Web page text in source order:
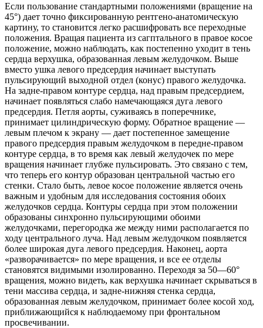
Если пользование стандартными положениями (вращение на
45°) дает точно фиксированную рентгено-анатомическую
картину, то становится легко расшифровать все переходные
положения. Вращая пациента из сагптального в правое косое
положение, можно наблюдать, как постепенно уходит в тень
сердца верхушка, образованная левым желудочком. Выше
вместо ушка левого предсердия начинает выступать
пульсирующий выходной отдел (конус) правого желудочка.
На задне-правом контуре сердца, над правым предсердием,
начинает появляться слабо намечающаяся дуга левого
предсердия. Петля аорты, суживаясь в поперечнике,
принимает цилиндрическую форму. Обратное вращение —
левым плечом к экрану — дает постепенное замещение
правого предсердия правым желудочком в передне-правом
контуре сердца, в то время как левый желудочек по мере
вращения начинает глубже пульсировать. Это связано с тем,
что теперь его контур образован центральной частью его
стенки. Стало быть, левое косое положение является очень
важным и удобным для исследования состояния обоих
желудочков сердца. Контуры сердца при этом положении
образованы синхронно пульсирующими обоими
желудочками, перегородка же между ними располагается по
ходу центрального луча. Над левым желудочком появляется
более широкая дуга левого предсердия. Наконец, аорта
«разворачивается» по мере вращения, и все ее отделы
становятся видимыми изолированно. Переходя за 50—60°
вращения, можно видеть, как верхушка начинает скрываться в
тени массива сердца, и задне-нижняя стенка сердца,
образованная левым желудочком, принимает более косой ход,
приближающийся к наблюдаемому при фронтальном
просвечивании.